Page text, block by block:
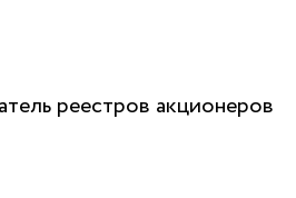
реестров акционеров